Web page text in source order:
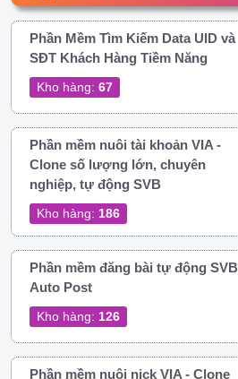
Phần Mềm Tìm Kiếm Data UID và
SĐT Khách Hàng Tiềm Năng
Kho hàng: 67
Phần mềm nuôi tài khoản VIA -
Clone số lượng lớn, chuyên
nghiệp, tự động SVB
Kho hàng: 186
Phần mềm đăng bài tự động SVB
Auto Post
Kho hàng: 126
Phần mềm nuôi nick VIA - Clone